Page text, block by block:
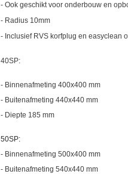
- Ook geschikt voor onderbouw en
- Radius 10mm
- Inclusief RVS korfplug en easyclean
40SP:
- Binnenafmeting 400x400 mm
- Buitenafmeting 440x440 mm
- Diepte 185 mm
50SP:
- Binnenafmeting 500x400 mm
- Buitenafmeting 540x440 mm